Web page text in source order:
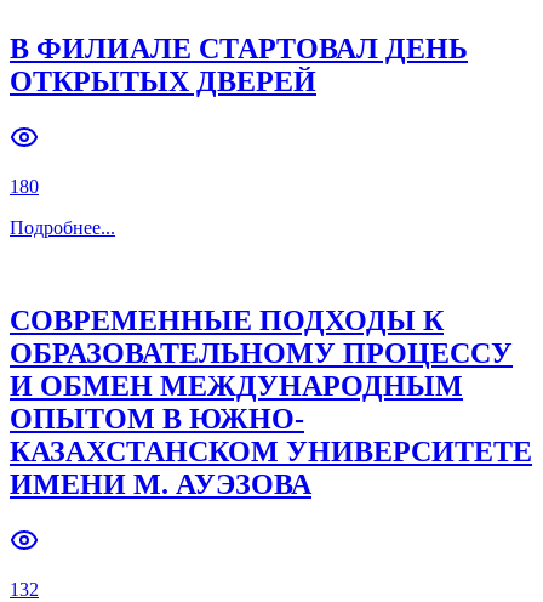
Previous slide Next slide
В ФИЛИАЛЕ СТАРТОВАЛ ДЕНЬ
ОТКРЫТЫХ ДВЕРЕЙ
180
Подробнее...
СОВРЕМЕННЫЕ ПОДХОДЫ К
ОБРАЗОВАТЕЛЬНОМУ ПРОЦЕССУ
И ОБМЕН МЕЖДУНАРОДНЫМ
ОПЫТОМ В ЮЖНО-
КАЗАХСТАНСКОМ УНИВЕРСИТЕТЕ
ИМЕНИ М. АУЭЗОВА
132